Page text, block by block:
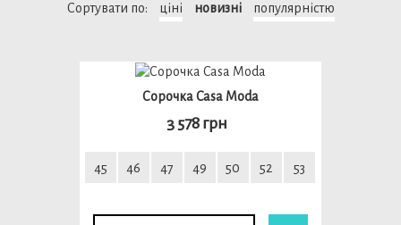
Сортувати по: ціні новизні популярністю
Сорочка Casa Moda
3 578 грн
45 46 47 49 50 52 53